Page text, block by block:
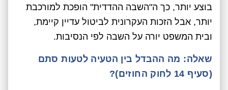
בוצע יותר, כך ה"השבה ההדדית" הופכת למורכבת
יותר, אבל הזכות העקרונית לביטול עדיין קיימת,
ובית המשפט יורה על השבה לפי הנסיבות.
שאלה: מה ההבדל בין הטעיה לטעות סתם
(סעיף 14 לחוק החוזים)?